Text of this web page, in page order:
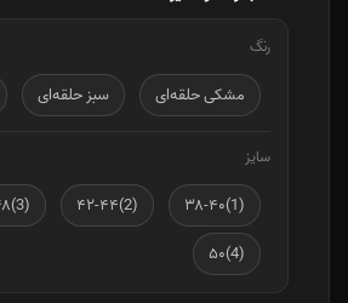
رنگ
مشکی حلقه‌ای سبز حلقه‌ای
سایز
(1)۳۸-۴۰ (2)۴۲-۴۴
(3)۴۶-۴۸
(4)۵۰